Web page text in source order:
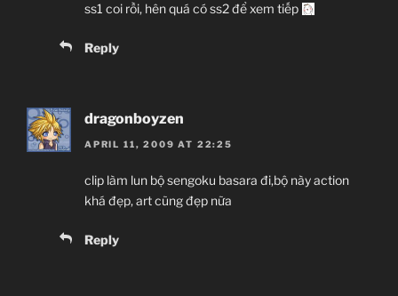
ss1 coi rồi, hên quá có ss2 để xem tiếp
Reply
dragonboyzen
APRIL 11, 2009 AT 22:25
clip làm lun bộ sengoku basara đi,bộ này action
khá đẹp, art cũng đẹp nữa
Reply